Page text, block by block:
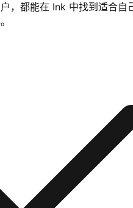
，都能在 Ink 中找到适合自